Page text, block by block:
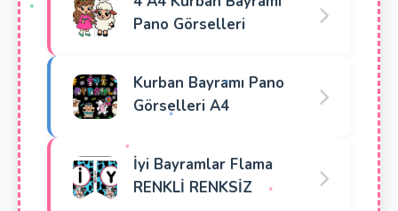
Pano Görselleri
Kurban Bayramı Pano
Görselleri A4
İyi Bayramlar Flama
RENKLİ RENKSİZ